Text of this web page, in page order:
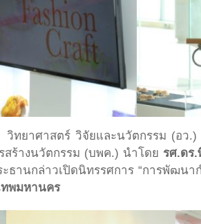
วิทยาศาสตร์ วิจัยและนวัตกรรม (อ
ร้างนวัตกรรม (บพค.) นำโดย รศ.ด
ธานกล่าวเปิดนิทรรศการ “การพัฒน
ทพมหานคร